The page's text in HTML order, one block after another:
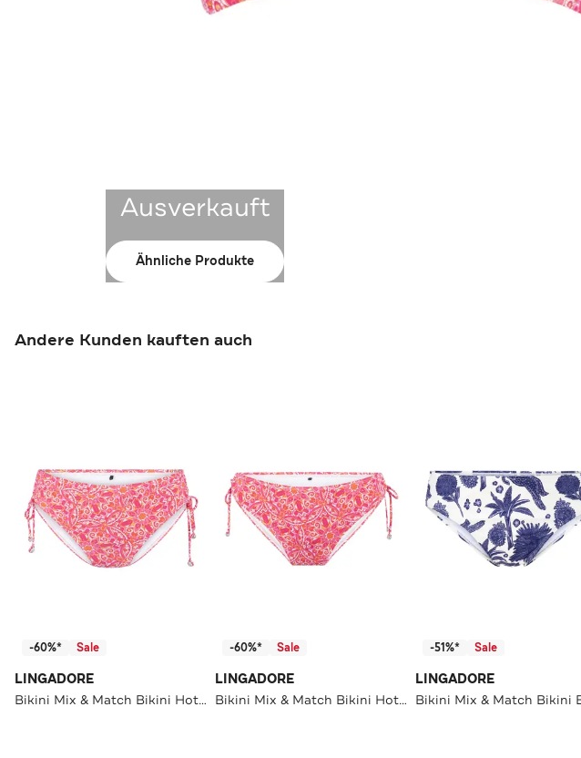
Ausverkauft
Ähnliche Produkte
Andere Kunden kauften auch
-60%* Sale
LINGADORE
Bikini Mix & Match Bikini Hot pink paisley
-60%* Sale
LINGADORE
Bikini Mix & Match Bikini Hot pink paisley
-51%* Sale
LINGADORE